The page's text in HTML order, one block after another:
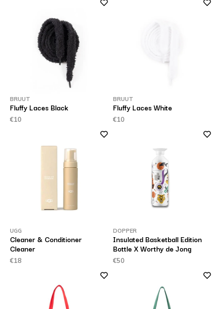
BRUUT
Fluffy Laces Black
€10
BRUUT
Fluffy Laces White
€10
UGG
Cleaner & Conditioner
Cleaner
€18
DOPPER
Insulated Basketball Edition
Bottle X Worthy de Jong
€50